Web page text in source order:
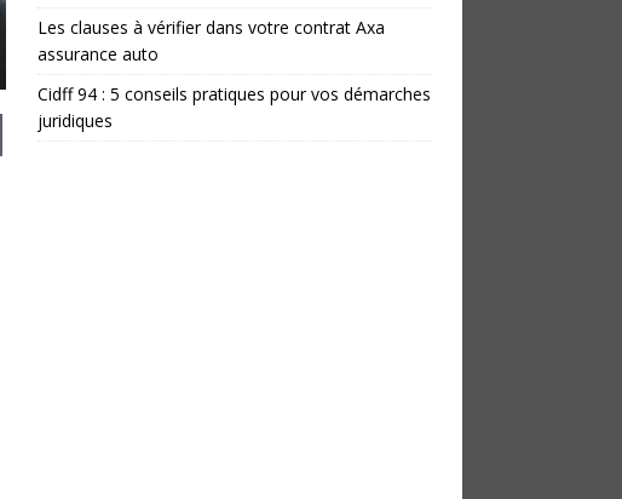
Les clauses à vérifier dans votre contrat Axa
assurance auto
Cidff 94 : 5 conseils pratiques pour vos démarches
juridiques